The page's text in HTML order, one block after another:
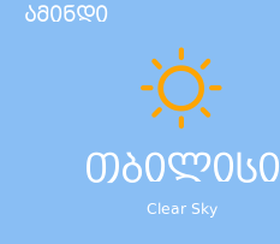
ამინდი
თბილისი
Clear Sky